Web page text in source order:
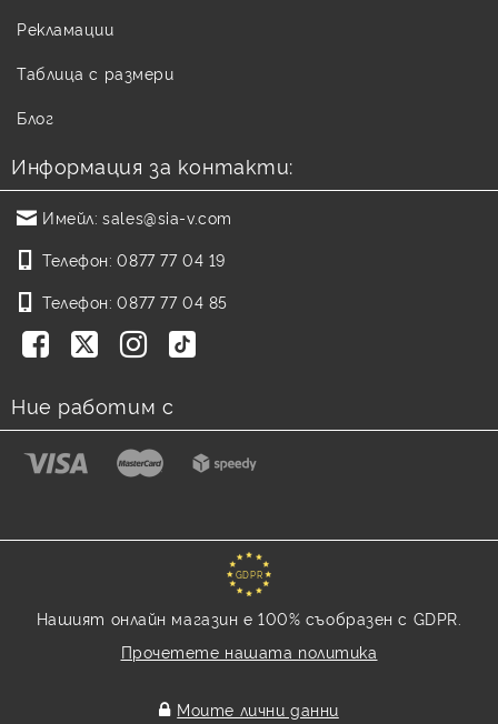
Рекламации
Таблица с размери
Блог
Информация за контакти:
Имейл: sales@sia-v.com
Телефон: 0877 77 04 19
Телефон: 0877 77 04 85
Ние работим с
GDPR
Нашият онлайн магазин е 100% съобразен с GDPR.
Прочетете нашата политика
Моите лични данни